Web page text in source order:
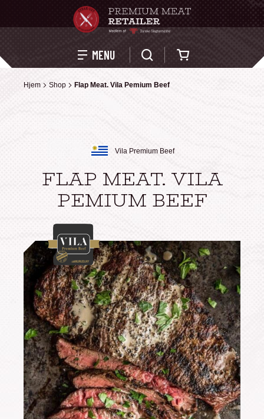
MENU
Hjem Shop Flap Meat. Vila Pemium Beef
Hjem Shop Flap Meat. Vila Pemium Beef
Vila Premium Beef
FLAP MEAT. VILA
PEMIUM BEEF